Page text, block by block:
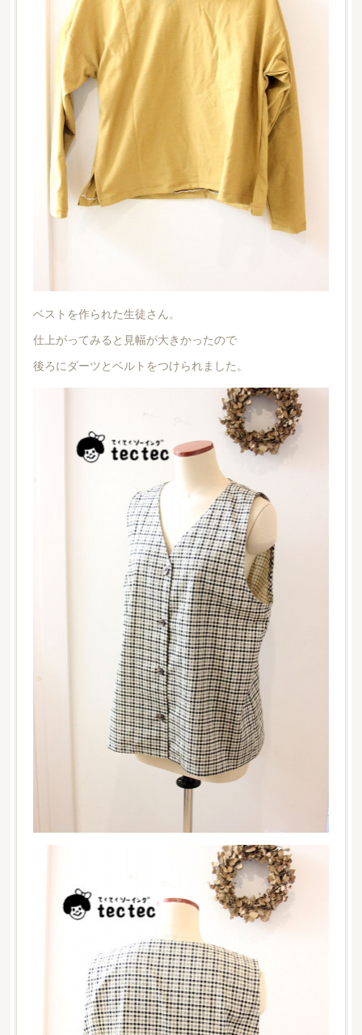
ベストを作られた生徒さん。
仕上がってみると見幅が大きかったので
後ろにダーツとベルトをつけられました。